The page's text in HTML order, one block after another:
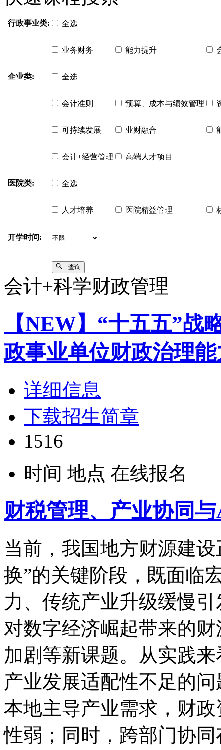
行政事业类: 全选
业务财务 能力提升
企业类: 全选
会计准则 预算、成本与绩效管理
可持续发展 业财融合
会计+经营管理 高端人才项目
医院类: 全选
人才培养 医院精益管理
开学时间:
查询
会计+科学财政管理
【NEW】“十五五”战
政事业单位财政治理
详细信息
下载招生简章
1516
时间 地点 在线报名
财税管理、产业协同
当前，我国地方财源建
换”的关键阶段，既面临
力、传统产业升级缓慢
对数字经济崛起带来的
加剧等新课题。从实践
产业发展适配性不足的
本地主导产业需求，财
性弱；同时，跨部门协